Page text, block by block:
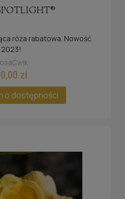
róża rabatowa. Nowość
2023!
zł
o dostępności